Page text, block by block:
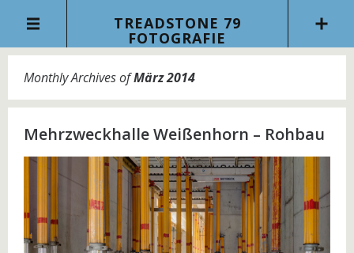
TREADSTONE 79
FOTOGRAFIE
Monthly Archives ofMärz 2014
Mehrzweckhalle Weißenhorn – Rohbau